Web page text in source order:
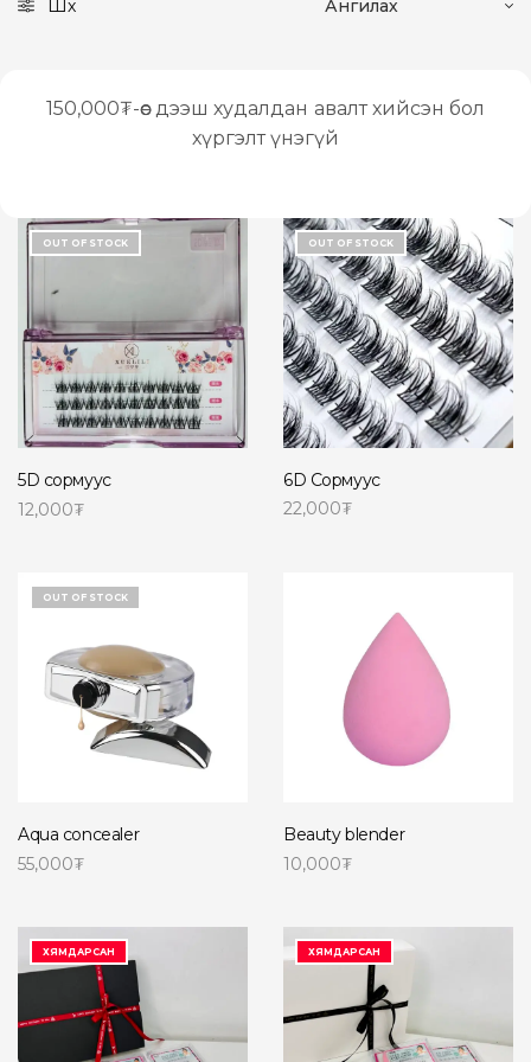
Шүүх
150,000₮-өөс дээш худалдан авалт хийсэн бол
хүргэлт үнэгүй
OUT OF STOCK
5D сормуус
12,000₮
OUT OF STOCK
6D Сормуус
22,000₮
OUT OF STOCK
Aqua concealer
55,000₮
Beauty blender
10,000₮
ХЯМДАРСАН ХЯМДАРСАН